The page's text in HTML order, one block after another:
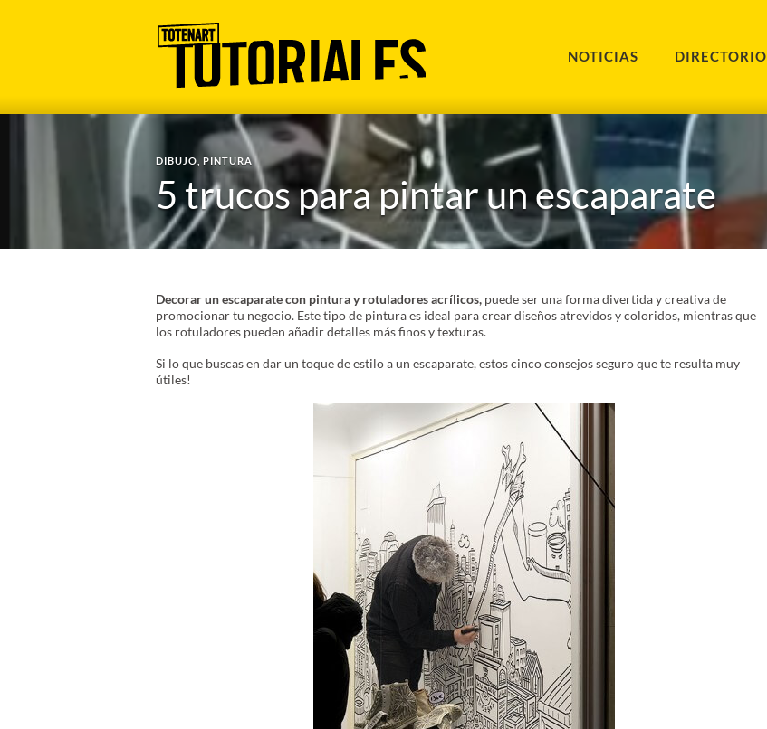
NOTICIAS DIRECTORIO
DIBUJO PINTURA
5 trucos para pintar un escaparate
Decorar un escaparate con pintura y rotuladores acrílicos, puede ser una forma divertida y creativa de
promocionar tu negocio. Este tipo de pintura es ideal para crear diseños atrevidos y coloridos, mientras que
los rotuladores pueden añadir detalles más finos y texturas.
Si lo que buscas en dar un toque de estilo a un escaparate, estos cinco consejos seguro que te resulta muy
útiles!